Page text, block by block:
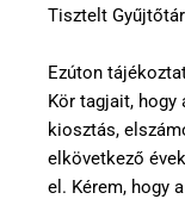
Tisztelt
Ezúton
Kör tagjait, hogy
kiosztás,
elkövetkező
el. Kérem, hogy